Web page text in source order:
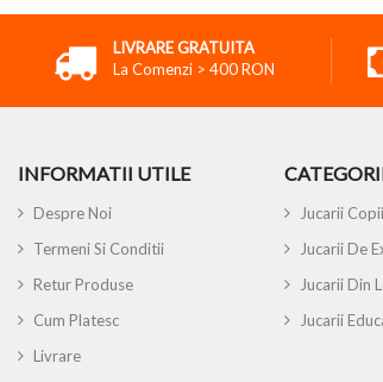
LIVRARE GRATUITA
La Comenzi > 400 RON
INFORMATII UTILE
Despre Noi
Termeni Si Conditii
Retur Produse
Cum Platesc
Livrare
Jucarii Copii
Jucarii De
Jucarii Din
Jucarii